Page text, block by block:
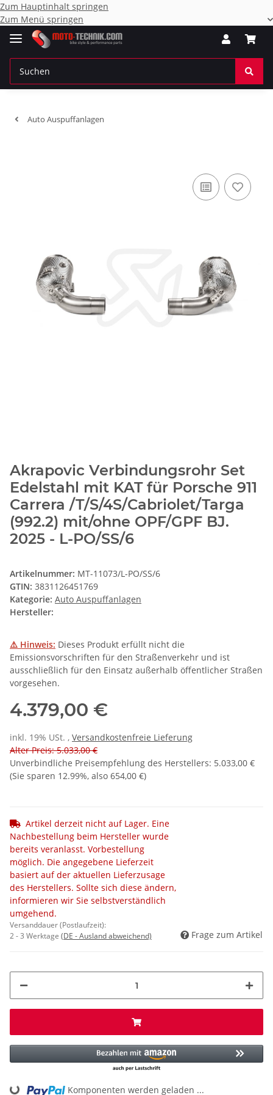
Zum Hauptinhalt springen
Zum Menü springen
Auto Auspuffanlagen
Akrapovic Verbindungsrohr Set
Edelstahl mit KAT für Porsche 911
Carrera /T/S/4S/Cabriolet/Targa
(992.2) mit/ohne OPF/GPF BJ.
2025 - L-PO/SS/6
Artikelnummer: MT-11073/L-PO/SS/6
GTIN: 3831126451769
Kategorie: Auto Auspuffanlagen
Hersteller:
⚠️ Hinweis: Dieses Produkt erfüllt nicht die
Emissionsvorschriften für den Straßenverkehr und ist
ausschließlich für den Einsatz außerhalb öffentlicher Straßen
vorgesehen.
4.379,00 €
inkl. 19% USt. , Versandkostenfreie Lieferung
Alter Preis: 5.033,00 €
Unverbindliche Preisempfehlung des Herstellers: 5.033,00 €
(Sie sparen 12.99%, also 654,00 €)
Artikel derzeit nicht auf Lager. Eine
Nachbestellung beim Hersteller wurde
bereits veranlasst. Vorbestellung
möglich. Die angegebene Lieferzeit
basiert auf der aktuellen Lieferzusage
des Herstellers. Sollte sich diese ändern,
informieren wir Sie selbstverständlich
umgehend.
Versanddauer (Postlaufzeit):
2 - 3 Werktage (DE - Ausland abweichend) Frage zum Artikel
Komponenten werden geladen ...